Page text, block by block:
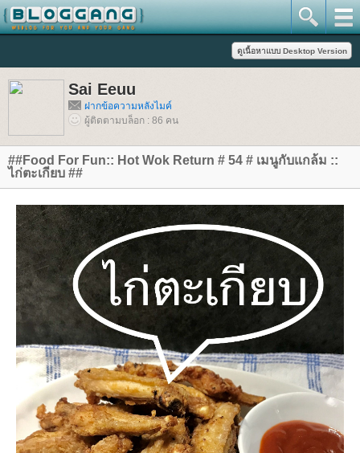
Sai Eeuu
ฝากข้อความหลังไมค์
ผู้ติดตามบล็อก : 86 คน
##Food For Fun:: Hot Wok Return # 54 # เมนูกับแกล้ม ::
ไก่ตะเกียบ ##